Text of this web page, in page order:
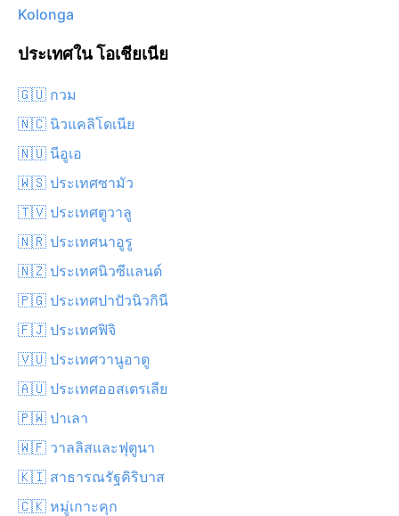
Kolonga
ประเทศใน โอเชียเนีย
🇬🇺 กวม
🇳🇨 นิวแคลิโดเนีย
🇳🇺 นีอูเอ
🇼🇸 ประเทศซามัว
🇹🇻 ประเทศตูวาลู
🇳🇷 ประเทศนาอูรู
🇳🇿 ประเทศนิวซีแลนด์
🇵🇬 ประเทศปาปัวนิวกินี
🇫🇯 ประเทศฟิจิ
🇻🇺 ประเทศวานูอาตู
🇦🇺 ประเทศออสเตรเลีย
🇵🇼 ปาเลา
🇼🇫 วาลลิสและฟุตูนา
🇰🇮 สาธารณรัฐคิริบาส
🇨🇰 หมู่เกาะคุก